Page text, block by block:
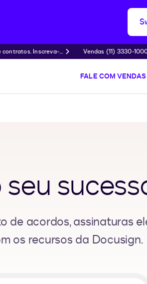
Inscreva-s
Vendas (11) 3330-
FALE COM VENDAS
de acordos, assinaturas
os recursos da Docusign.